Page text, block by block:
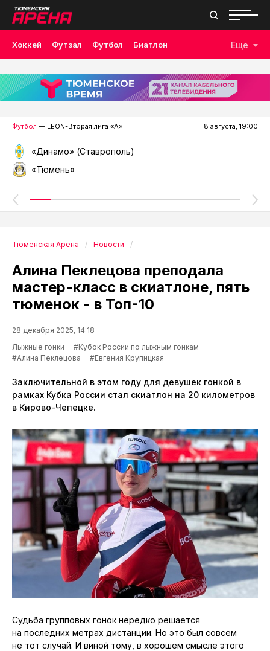
Хоккей Футзал Футбол Биатлон
Лыжные гонки Волейбол Плавание Дзюдо
Скалолазание Велоспорт Бокс
Еще
Футбол — LEON-Вторая лига «А» 8 августа, 19:00
«Динамо» (Ставрополь)
«Тюмень»
Тюменская Арена Новости
Алина Пеклецова преподала
мастер-класс в скиатлоне, пять
тюменок - в Топ-10
28 декабря 2025, 14:18
Лыжные гонки
#Кубок России по лыжным гонкам
#Алина Пеклецова
#Евгения Крупицкая
Заключительной в этом году для девушек гонкой в
рамках Кубка России стал скиатлон на 20 километров
в Кирово-Чепецке.
Судьба групповых гонок нередко решается
на последних метрах дистанции. Но это был совсем
не тот случай. И виной тому, в хорошем смысле этого